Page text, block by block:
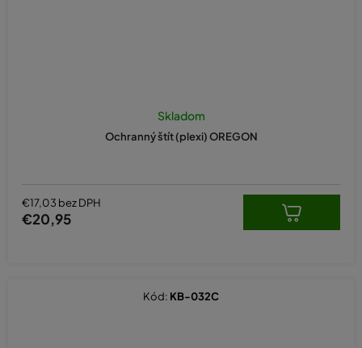
Ochranný štít (plexi) OREGON
Skladom
€17,03 bez DPH
€20,95
Kód: KB-032C